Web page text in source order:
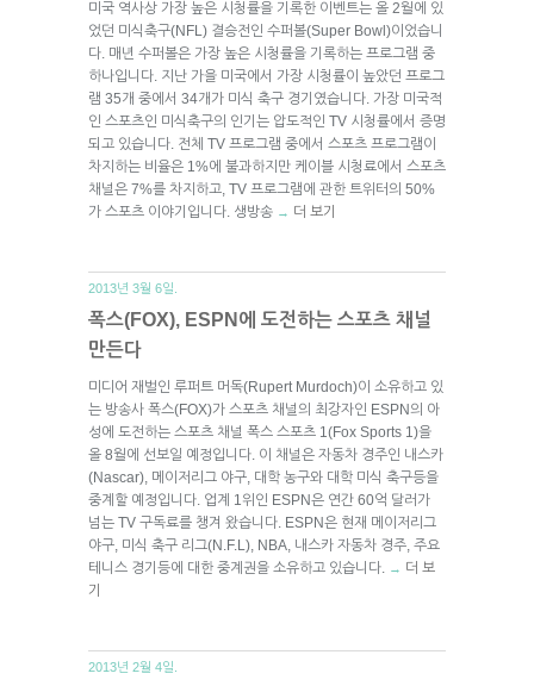
미국 역사상 가장 높은 시청률을 기록한 이벤트는 올 2월에 있
었던 미식축구(NFL) 결승전인 수퍼볼(Super Bowl)이었습니
다. 매년 수퍼볼은 가장 높은 시청률을 기록하는 프로그램 중
하나입니다. 지난 가을 미국에서 가장 시청률이 높았던 프로그
램 35개 중에서 34개가 미식 축구 경기였습니다. 가장 미국적
인 스포츠인 미식축구의 인기는 압도적인 TV 시청률에서 증명
되고 있습니다. 전체 TV 프로그램 중에서 스포츠 프로그램이
차지하는 비율은 1%에 불과하지만 케이블 시청료에서 스포츠
채널은 7%를 차지하고, TV 프로그램에 관한 트위터의 50%
가 스포츠 이야기입니다. 생방송 → 더 보기
2013년 3월 6일.
폭스(FOX), ESPN에 도전하는 스포츠 채널
만든다
미디어 재벌인 루퍼트 머독(Rupert Murdoch)이 소유하고 있
는 방송사 폭스(FOX)가 스포츠 채널의 최강자인 ESPN의 아
성에 도전하는 스포츠 채널 폭스 스포츠 1(Fox Sports 1)을
올 8월에 선보일 예정입니다. 이 채널은 자동차 경주인 내스카
(Nascar), 메이저리그 야구, 대학 농구와 대학 미식 축구등을
중계할 예정입니다. 업계 1위인 ESPN은 연간 60억 달러가
넘는 TV 구독료를 챙겨 왔습니다. ESPN은 현재 메이저리그
야구, 미식 축구 리그(N.F.L), NBA, 내스카 자동차 경주, 주요
테니스 경기등에 대한 중계권을 소유하고 있습니다.
→ 더 보
기
2013년 2월 4일.